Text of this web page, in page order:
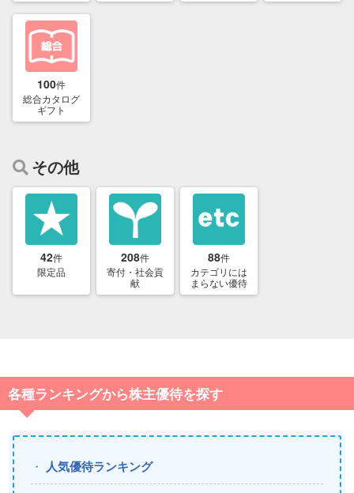
100件
総合カタログ
ギフト
その他
42件
限定品
208件
寄付・社会貢
献
88件
カテゴリには
まらない優待
各種ランキングから株主優待を探す
人気優待ランキング